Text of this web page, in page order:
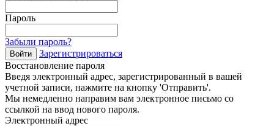
Пароль
Забыли пароль?
Войти
Зарегистрироваться
Восстановление пароля
Введя электронный адрес, зарегистрированный в вашей
учетной записи, нажмите на кнопку 'Отправить'.
Мы немедленно направим вам электронное письмо со
ссылкой на ввод нового пароля.
Электронный адрес